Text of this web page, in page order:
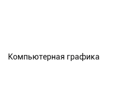
Компьютерная графика